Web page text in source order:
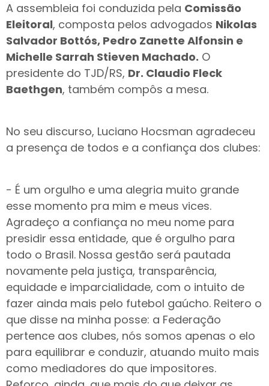
A assembleia foi conduzida pela Comissão
Eleitoral, composta pelos advogados Nikolas
Salvador Bottós, Pedro Zanette Alfonsin e
Michelle Sarrah Stieven Machado. O
presidente do TJD/RS, Dr. Claudio Fleck
Baethgen, também compôs a mesa.
No seu discurso, Luciano Hocsman agradeceu
a presença de todos e a confiança dos clubes:
- É um orgulho e uma alegria muito grande
esse momento pra mim e meus vices.
Agradeço a confiança no meu nome para
presidir essa entidade, que é orgulho para
todo o Brasil. Nossa gestão será pautada
novamente pela justiça, transparência,
equidade e imparcialidade, com o intuito de
fazer ainda mais pelo futebol gaúcho. Reitero o
que disse na minha posse: a Federação
pertence aos clubes, nós somos apenas o elo
para equilibrar e conduzir, atuando muito mais
como mediadores do que impositores.